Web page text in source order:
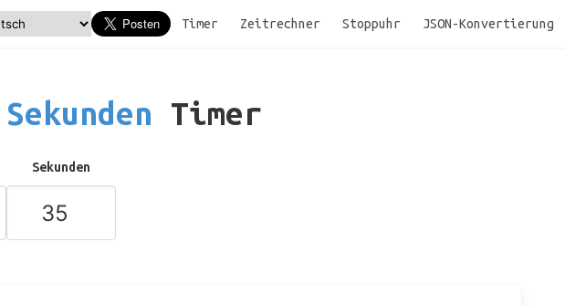
Timer Zeitrechner Stoppuhr JSON-Konvertierung
Timer
Sekunden